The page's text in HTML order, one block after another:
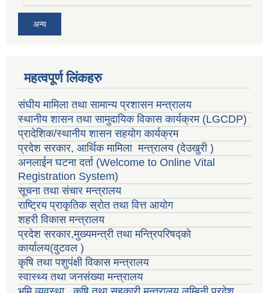
अन्य
महत्वपूर्ण लिंकहरु
संघीय मामिला तथा सामान्य प्रशासन मन्त्रालय
स्थानीय शासन तथा सामुदायिक विकास कार्यक्रम (LGCDP)
प्रादेशिक/स्थानीय शासन सहयोग कार्यक्रम
प्रदेश सरकार, आर्थिक मामिला मन्त्रालय (देउखुरी )
अनलाईन घटना दर्ता (Welcome to Online Vital
Registration System)
सूचना तथा संचार मन्त्रालय
राष्ट्रिय प्राकृतिक स्रोत तथा वित्त आयोग
शहरी विकास मन्त्रालय
प्रदेश सरकार,मुख्यमन्त्री तथा मन्त्रिपरिषद्को
कार्यालय(वुटवल )
कृषि तथा पशुपंक्षी विकास मन्त्रालय
स्वास्थ्य तथा जनसंख्या मन्त्रालय